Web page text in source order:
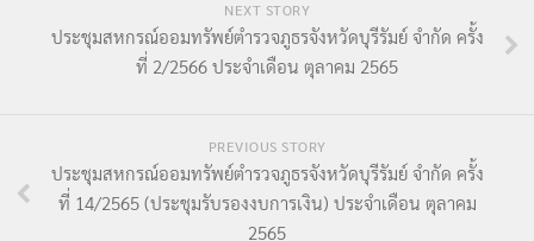
NEXT STORY
ประชุมสหกรณ์ออมทรัพย์ตำรวจภูธรจังหวัดบุรีรัมย์ จำกัด ครั้ง
ที่ 2/2566 ประจำเดือน ตุลาคม 2565
PREVIOUS STORY
ประชุมสหกรณ์ออมทรัพย์ตำรวจภูธรจังหวัดบุรีรัมย์ จำกัด ครั้ง
ที่ 14/2565 (ประชุมรับรองงบการเงิน) ประจำเดือน ตุลาคม
2565